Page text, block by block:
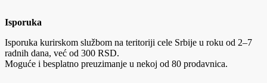
Isporuka
Isporuka kurirskom službom na teritoriji cele Srbije u roku od 2–7
radnih dana, već od 300 RSD.
Moguće i besplatno preuzimanje u nekoj od 80 prodavnica.